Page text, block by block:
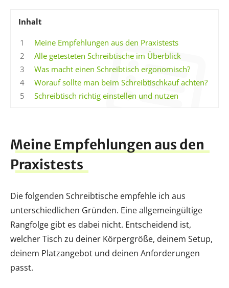
Inhalt
1
Meine Empfehlungen aus den Praxistests
2
Alle getesteten Schreibtische im Überblick
3
Was macht einen Schreibtisch ergonomisch?
4
Worauf sollte man beim Schreibtischkauf achten?
5
Schreibtisch richtig einstellen und nutzen
Meine Empfehlungen aus den
Praxistests
Die folgenden Schreibtische empfehle ich aus
unterschiedlichen Gründen. Eine allgemeingültige
Rangfolge gibt es dabei nicht. Entscheidend ist,
welcher Tisch zu deiner Körpergröße, deinem Setup,
deinem Platzangebot und deinen Anforderungen
passt.